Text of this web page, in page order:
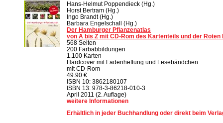
Hans-Helmut Poppendieck (Hg.)
Horst Bertram (Hg.)
Ingo Brandt (Hg.)
Barbara Engelschall (Hg.)
Der Hamburger Pflanzenatlas
von A bis Z mit CD-Rom des Kartenteils und der Roten
568 Seiten
200 Farbabbildungen
1.100 Karten
Hardcover mit Fadenheftung und Lesebändchen
mit CD-Rom
49.90 €
ISBN 10: 3862180107
ISBN 13: 978-3-86218-010-3
April 2011 (2. Auflage)
weitere Informationen
Erhältlich in jeder Buchhandlung oder direkt beim